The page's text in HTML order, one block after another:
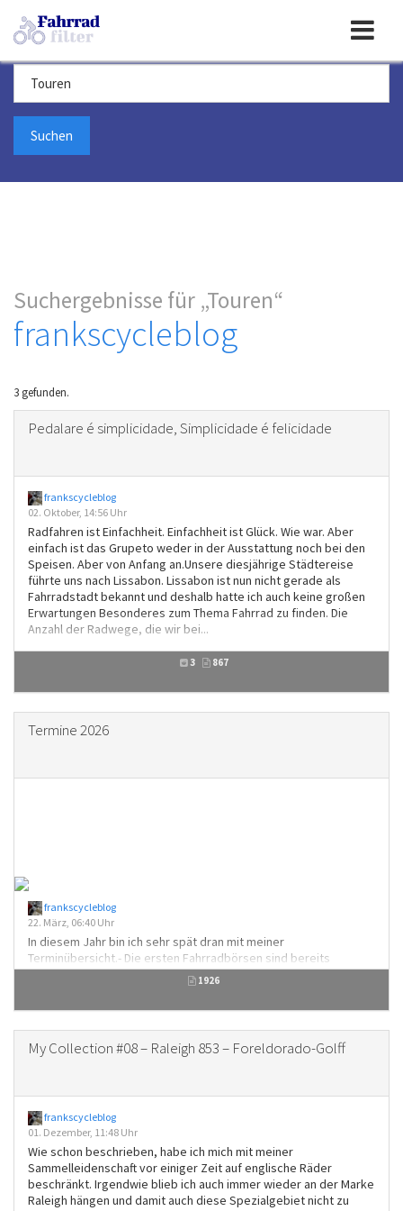
Toggle
navigation
Suchbegriff
Suchergebnisse für Touren
frankscycleblog
3 gefunden.
Pedalare é simplicidade, Simplicidade é felicidade
frankscycleblog
02. Oktober, 14:56 Uhr
Radfahren ist Einfachheit. Einfachheit ist Glück. Wie war. Aber
einfach ist das Grupeto weder in der Ausstattung noch bei den
Speisen. Aber von Anfang an.Unsere diesjährige Städtereise
führte uns nach Lissabon. Lissabon ist nun nicht gerade als
Fahrradstadt bekannt und deshalb hatte ich auch keine großen
Erwartungen Besonderes zum Thema Fahrrad zu finden. Die
Anzahl der Radwege, die wir bei...
3 867
Termine 2026
frankscycleblog
22. März, 06:40 Uhr
In diesem Jahr bin ich sehr spät dran mit meiner
Terminübersicht.- Die ersten Fahrradbörsen sind bereits
gelaufen under wer noch zur Cyclingworld Europe an diesem
Wochenende möchte ,muss sich
sputen.https://cyclingworld.de/Aber die Tag-Nacht-Gleiche war
Wetter in den letzten Tagen macht Lust auf Ausfahrten. AprilDie
Velo Berlin...
1926
My Collection #08 – Raleigh 853 – Foreldorado-Golff
frankscycleblog
01. Dezember, 11:48 Uhr
Wie schon beschrieben, habe ich mich mit meiner
Sammelleidenschaft vor einiger Zeit auf englische Räder
beschränkt. Irgendwie blieb ich auch immer wieder an der Marke
Raleigh hängen und damit auch diese Spezialgebiet nicht zu